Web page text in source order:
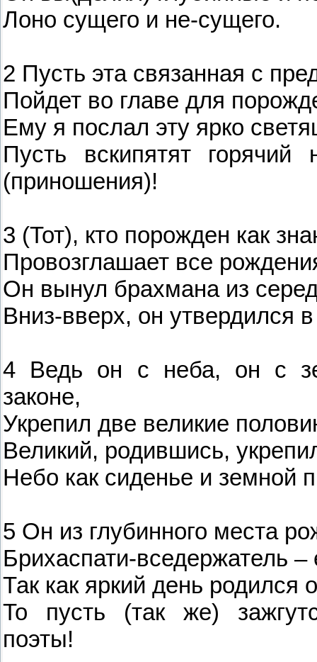
Лоно сущего и не-сущего.
2 Пусть эта связанная с
Пойдет во главе для
Ему я послал эту ярко
Пусть вскипятят
(приношения)!
3 (Тот), кто порожден как
Провозглашает все
Он вынул брахмана из
Вниз-вверх, он утвердился
4 Ведь он с неба, он с
законе,
Укрепил две великие
Великий, родившись,
Небо как сиденье и земной
5 Он из глубинного места
Брихаспати-вседержатель –
Так как яркий день родился
То пусть (так же)
поэты!